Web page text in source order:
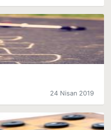
24 Nisan 2019